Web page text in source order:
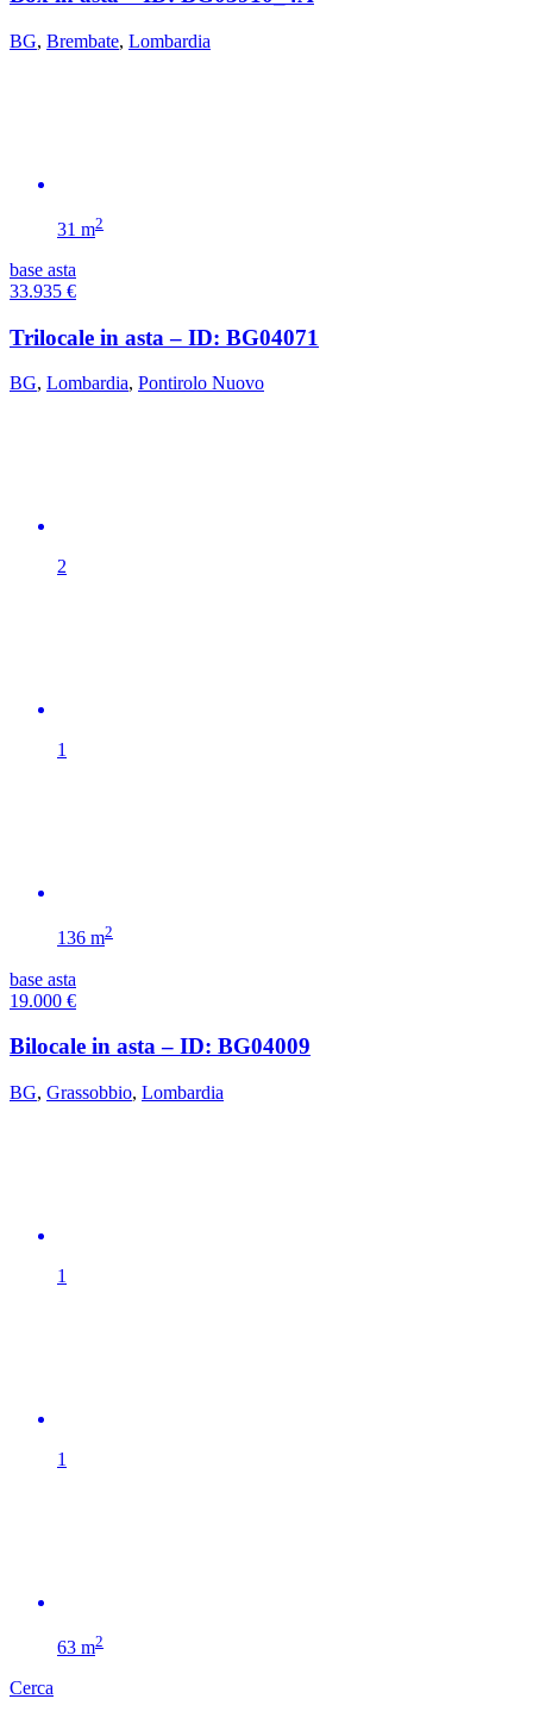
BG, Brembate, Lombardia
31 m2
base asta
33.935 €
Trilocale in asta – ID: BG04071
BG, Lombardia, Pontirolo Nuovo
2
1
136 m2
base asta
19.000 €
Bilocale in asta – ID: BG04009
BG, Grassobbio, Lombardia
1
1
63 m2
Cerca